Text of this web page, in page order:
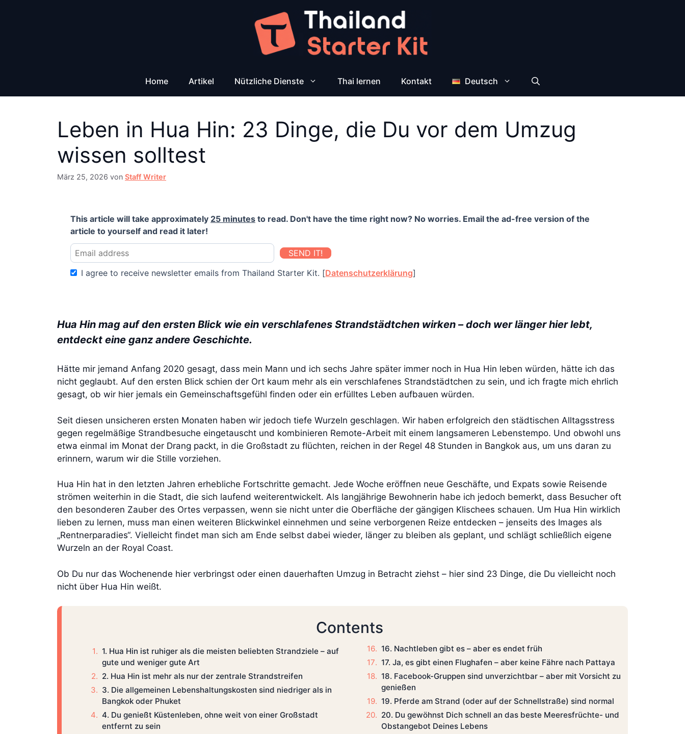
Home Artikel Nützliche Dienste Thai lernen Kontakt Deutsch
Leben in Hua Hin: 23 Dinge, die Du vor dem Umzug
wissen solltest
März 25, 2026 von Staff Writer
This article will take approximately 25 minutes to read. Don't have the time right now? No worries. Email the ad-free version of the
article to yourself and read it later!
SEND IT!
I agree to receive newsletter emails from Thailand Starter Kit. [Datenschutzerklärung]
Hua Hin mag auf den ersten Blick wie ein verschlafenes Strandstädtchen wirken – doch wer länger hier lebt,
entdeckt eine ganz andere Geschichte.
Hätte mir jemand Anfang 2020 gesagt, dass mein Mann und ich sechs Jahre später immer noch in Hua Hin leben würden, hätte ich das
nicht geglaubt. Auf den ersten Blick schien der Ort kaum mehr als ein verschlafenes Strandstädtchen zu sein, und ich fragte mich ehrlich
gesagt, ob wir hier jemals ein Gemeinschaftsgefühl finden oder ein erfülltes Leben aufbauen würden.
Seit diesen unsicheren ersten Monaten haben wir jedoch tiefe Wurzeln geschlagen. Wir haben erfolgreich den städtischen Alltagsstress
gegen regelmäßige Strandbesuche eingetauscht und kombinieren Remote-Arbeit mit einem langsameren Lebenstempo. Und obwohl uns
etwa einmal im Monat der Drang packt, in die Großstadt zu flüchten, reichen in der Regel 48 Stunden in Bangkok aus, um uns daran zu
erinnern, warum wir die Stille vorziehen.
Hua Hin hat in den letzten Jahren erhebliche Fortschritte gemacht. Jede Woche eröffnen neue Geschäfte, und Expats sowie Reisende
strömen weiterhin in die Stadt, die sich laufend weiterentwickelt. Als langjährige Bewohnerin habe ich jedoch bemerkt, dass Besucher oft
den besonderen Zauber des Ortes verpassen, wenn sie nicht unter die Oberfläche der gängigen Klischees schauen. Um Hua Hin wirklich
lieben zu lernen, muss man einen weiteren Blickwinkel einnehmen und seine verborgenen Reize entdecken – jenseits des Images als
„Rentnerparadies“. Vielleicht findet man sich am Ende selbst dabei wieder, länger zu bleiben als geplant, und schlägt schließlich eigene
Wurzeln an der Royal Coast.
Ob Du nur das Wochenende hier verbringst oder einen dauerhaften Umzug in Betracht ziehst – hier sind 23 Dinge, die Du vielleicht noch
nicht über Hua Hin weißt.
Contents
1. Hua Hin ist ruhiger als die meisten beliebten Strandziele – auf
gute und weniger gute Art
2. Hua Hin ist mehr als nur der zentrale Strandstreifen
3. Die allgemeinen Lebenshaltungskosten sind niedriger als in
Bangkok oder Phuket
4. Du genießt Küstenleben, ohne weit von einer Großstadt
entfernt zu sein
16. Nachtleben gibt es – aber es endet früh
17. Ja, es gibt einen Flughafen – aber keine Fähre nach Pattaya
18. Facebook-Gruppen sind unverzichtbar – aber mit Vorsicht zu
genießen
19. Pferde am Strand (oder auf der Schnellstraße) sind normal
20. Du gewöhnst Dich schnell an das beste Meeresfrüchte- und
Obstangebot Deines Lebens